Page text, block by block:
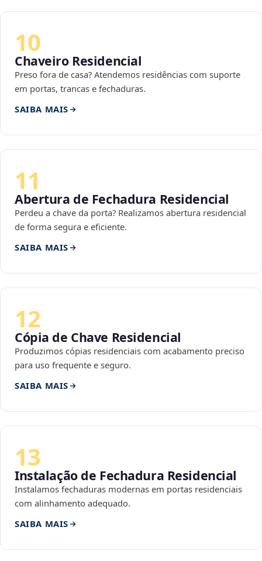
10
Chaveiro Residencial
Preso fora de casa? Atendemos residências com suporte
em portas, trancas e fechaduras.
SAIBA MAIS
11
Abertura de Fechadura Residencial
Perdeu a chave da porta? Realizamos abertura residencial
de forma segura e eficiente.
SAIBA MAIS
12
Cópia de Chave Residencial
Produzimos cópias residenciais com acabamento preciso
para uso frequente e seguro.
SAIBA MAIS
13
Instalação de Fechadura Residencial
Instalamos fechaduras modernas em portas residenciais
com alinhamento adequado.
SAIBA MAIS